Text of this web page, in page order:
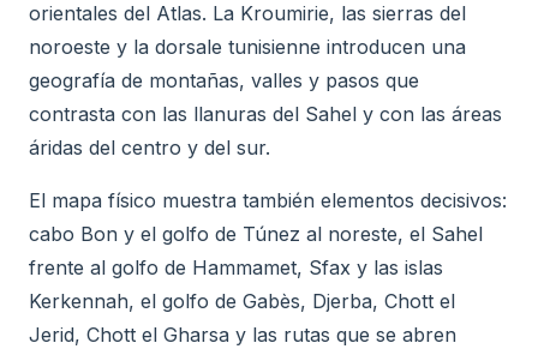
orientales del Atlas. La Kroumirie, las sierras del
noroeste y la dorsale tunisienne introducen una
geografía de montañas, valles y pasos que
contrasta con las llanuras del Sahel y con las áreas
áridas del centro y del sur.
El mapa físico muestra también elementos decisivos:
cabo Bon y el golfo de Túnez al noreste, el Sahel
frente al golfo de Hammamet, Sfax y las islas
Kerkennah, el golfo de Gabès, Djerba, Chott el
Jerid, Chott el Gharsa y las rutas que se abren